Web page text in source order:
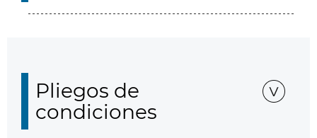
Pliegos de
condiciones